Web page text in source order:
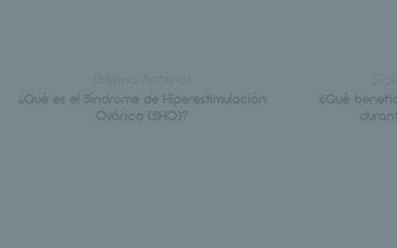
¿Qué es el Síndrome de Hiperestimulación
Ovárica (SHO)?
¿Qué